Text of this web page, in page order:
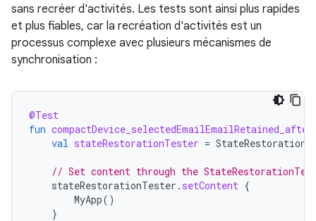
sans recréer d'activités. Les tests sont ainsi plus rapides
et plus fiables, car la recréation d'activités est un
processus complexe avec plusieurs mécanismes de
synchronisation :
@Test
fun
val stateRestorationTester =
// Set content through the
stateRestorationTester . setContent {
MyApp()
}